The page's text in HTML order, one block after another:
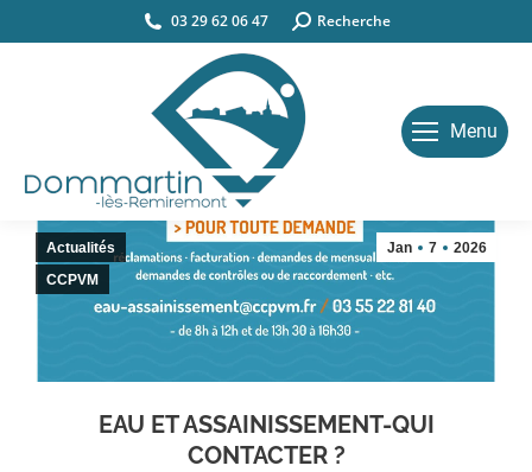
03 29 62 06 47 Search:Recherche
Menu
EAU ET ASSAINISSEMENT-QUI
CONTACTER ?
Jan 7 2026
Actualités
CCPVM